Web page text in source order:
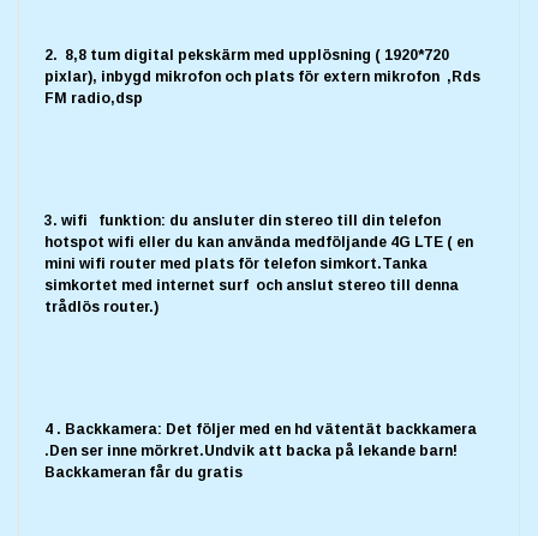
2. 8,8 tum digital pekskärm med upplösning ( 1920*720
pixlar), inbygd mikrofon och plats för extern mikrofon ,Rds
FM radio,dsp
3. wifi funktion: du ansluter din stereo till din telefon
hotspot wifi eller du kan använda medföljande 4G LTE ( en
mini wifi router med plats för telefon simkort.Tanka
simkortet med internet surf och anslut stereo till denna
trådlös router.)
4 . Backkamera: Det följer med en hd vätentät backkamera
.Den ser inne mörkret.Undvik att backa på lekande barn!
Backkameran får du gratis